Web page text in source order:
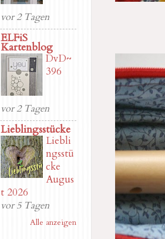
vor 2 Tagen
ELFiS
Kartenblog
DvD~
396
vor 2 Tagen
Lieblingsstücke
Liebli
ngsstü
cke
Augus
t 2026
vor 5 Tagen
Alle anzeigen